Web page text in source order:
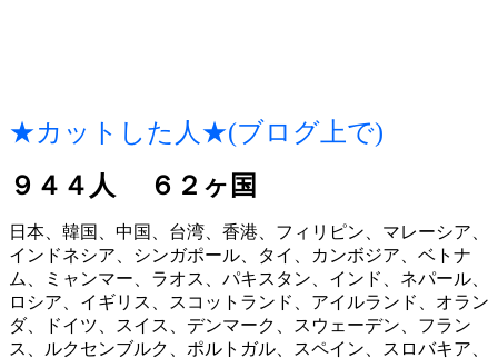
★カットした人★(ブログ上で)
９４４人 ６２ヶ国
日本、韓国、中国、台湾、香港、フィリピン、マレーシア、
インドネシア、シンガポール、タイ、カンボジア、ベトナ
ム、ミャンマー、ラオス、パキスタン、インド、ネパール、
ロシア、イギリス、スコットランド、アイルランド、オラン
ダ、ドイツ、スイス、デンマーク、スウェーデン、フラン
ス、ルクセンブルク、ポルトガル、スペイン、スロバキア、